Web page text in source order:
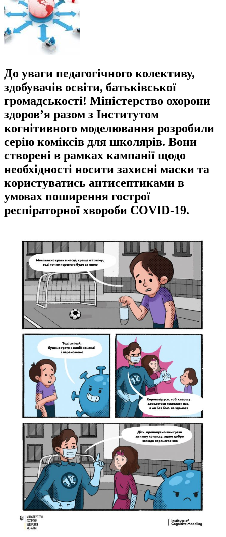
До уваги педагогічного колективу,
здобувачів освіти, батьківської
громадськості! Міністерство охорони
здоров’я разом з Інститутом
когнітивного моделювання розробили
серію коміксів для школярів. Вони
створені в рамках кампанії щодо
необхідності носити захисні маски та
користуватись антисептиками в
умовах поширення гострої
респіраторної хвороби COVID-19.